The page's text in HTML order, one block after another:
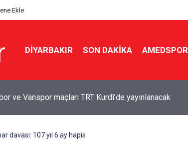
Ekle
DIYARBAKIR SON DAKIKA AMEDSPOR
Antalya’dan Van’a iki acı haber
davası: 107 yıl 6 ay hapis